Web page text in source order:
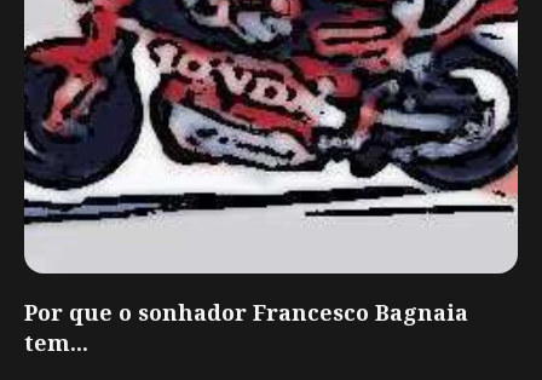
Por que o sonhador Francesco Bagnaia
tem...